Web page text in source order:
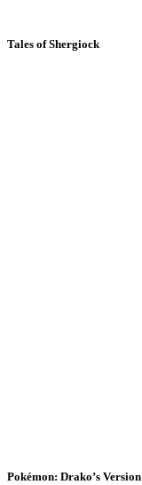
Tales of Shergiock
Pokémon: Drako’s Version